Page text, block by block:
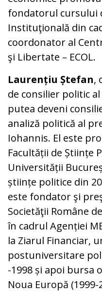
fondatorul cursului
Instituţională din
coordonator al
şi Libertate – ECOL.
Laurențiu Ștefan,
de consilier politic
putea deveni
analiză politică al
Iohannis. El este
Facultății de Științe
Universității
științe politice din
este fondator şi
Societăţii Române
în cadrul Agenției
la Ziarul Financiar,
postuniversitare
-1998 și apoi bursa
Noua Europă